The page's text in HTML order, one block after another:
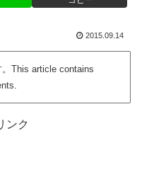
2015.09.14
This article contains
ンク